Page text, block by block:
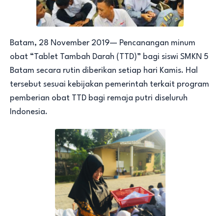
Batam, 28 November 2019— Pencanangan minum
obat “Tablet Tambah Darah (TTD)” bagi siswi SMKN 5
Batam secara rutin diberikan setiap hari Kamis. Hal
tersebut sesuai kebijakan pemerintah terkait program
pemberian obat TTD bagi remaja putri diseluruh
Indonesia.